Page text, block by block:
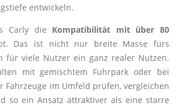
entwickeln.
Carly die Kompatibilität mit über 80
Das ist nicht nur breite Masse fürs
für viele Nutzer ein ganz realer Nutzen.
mit gemischtem Fuhrpark oder bei
Fahrzeuge im Umfeld prüfen, vergleichen
so ein Ansatz attraktiver als eine starre